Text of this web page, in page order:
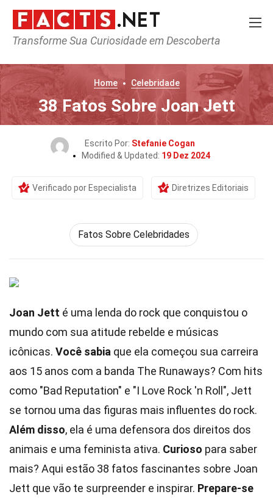
Transforme Sua Curiosidade em Descoberta
Home Celebridade
38 Fatos Sobre Joan Jett
Escrito Por: Stefanie Cogan
Modified & Updated: 19 Dez 2024
Verificado por Especialista Diretrizes Editoriais
Fatos Sobre Celebridades
Joan Jett é uma lenda do rock que conquistou o
mundo com sua atitude rebelde e músicas
icônicas. Você sabia que ela começou sua carreira
aos 15 anos com a banda The Runaways? Com hits
como "Bad Reputation" e "I Love Rock 'n Roll", Jett
se tornou uma das figuras mais influentes do rock.
Além disso, ela é uma defensora dos direitos dos
animais e uma feminista ativa. Curioso para saber
mais? Aqui estão 38 fatos fascinantes sobre Joan
Jett que vão te surpreender e inspirar. Prepare-se